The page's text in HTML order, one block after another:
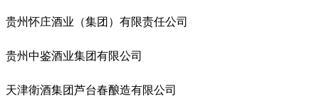
贵州怀庄酒业（集团）有限责任公司
贵州中鉴酒业集团有限公司
天津衛酒集团芦台春酿造有限公司